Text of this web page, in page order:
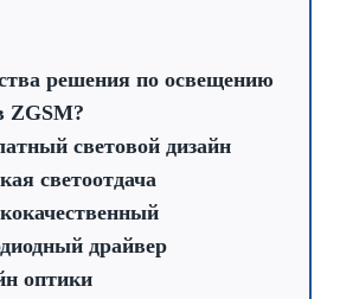
решения по освещению
ZGSM?
световой дизайн
светоотдача
драйвер
оптики